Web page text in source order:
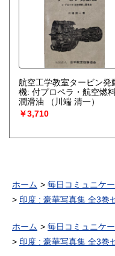
航空工学教室タービン発
機: 付プロペラ・航空燃
潤滑油
（川端 清一）
￥3,710
ホーム
毎日コミュニケ
印度 : 豪華写真集 全3巻
ホーム
毎日コミュニケ
印度 : 豪華写真集 全3巻